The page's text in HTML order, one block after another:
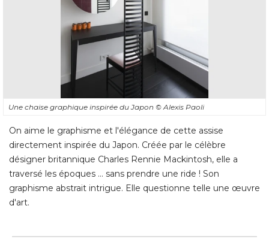
Une chaise graphique inspirée du Japon © Alexis Paoli
On aime le graphisme et l'élégance de cette assise
directement inspirée du Japon. Créée par le célèbre
désigner britannique Charles Rennie Mackintosh, elle a
traversé les époques ... sans prendre une ride ! Son
graphisme abstrait intrigue. Elle questionne telle une œuvre
d'art.